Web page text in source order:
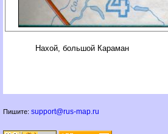
Нахой, большой Караман
Пишите: support@rus-map.ru